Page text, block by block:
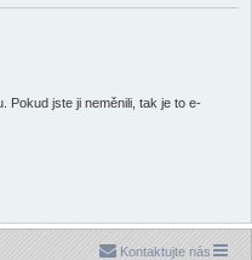
Pokud jste ji neměnili, tak je to e-
Kontaktujte nás